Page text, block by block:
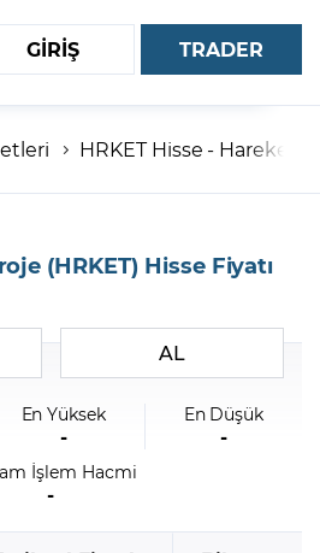
GİRİŞ TRADER
HRKET Hisse - Hareket
(HRKET) Hisse Fiyatı
AL
En Yüksek
-
En Düşük
-
İşlem Hacmi
-